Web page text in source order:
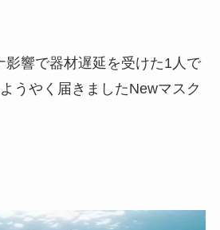
影響で器材遅延を受けた1人で
うやく届きましたNewマスク